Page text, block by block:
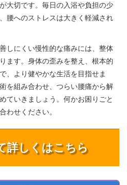
大切です。毎日の入浴や負担の少
腰へのストレスは大きく軽減され
しにくい慢性的な痛みには、整体
ます。身体の歪みを整え、根本的
、より健やかな生活を目指せま
を組み合わせ、つらい腰痛から解
ていきましょう。何かお困りごと
わせください。
詳しくはこちら